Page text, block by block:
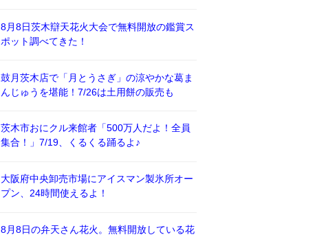
8月8日茨木辯天花火大会で無料開放の鑑賞ス
ポット調べてきた！
鼓月茨木店で「月とうさぎ」の涼やかな葛ま
んじゅうを堪能！7/26は土用餅の販売も
茨木市おにクル来館者「500万人だよ！全員
集合！」7/19、くるくる踊るよ♪
大阪府中央卸売市場にアイスマン製氷所オー
プン、24時間使えるよ！
8月8日の弁天さん花火。無料開放している花